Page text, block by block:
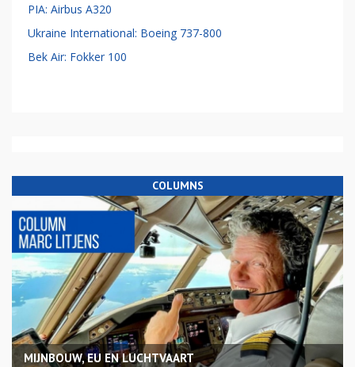
PIA: Airbus A320
Ukraine International: Boeing 737-800
Bek Air: Fokker 100
COLUMNS
MIJNBOUW, EU EN LUCHTVAART